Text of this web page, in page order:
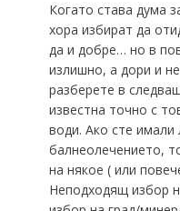
Когато става дума
хора избират да
да и добре… но в
излишно, а дори и
разберете в
известна точно с
води. Ако сте
балнеолечението,
на някое ( или
Неподходящ избор